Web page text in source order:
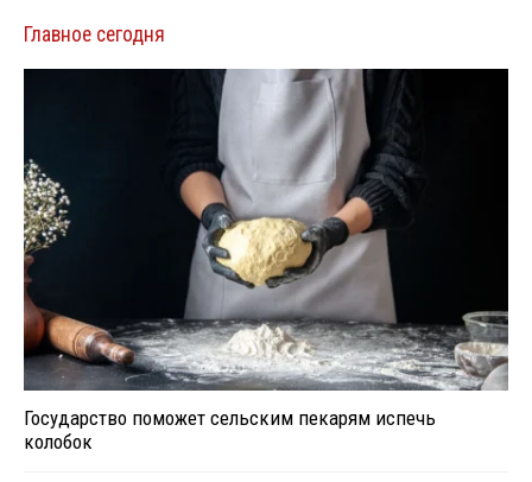
Главное сегодня
Государство поможет сельским пекарям испечь
колобок